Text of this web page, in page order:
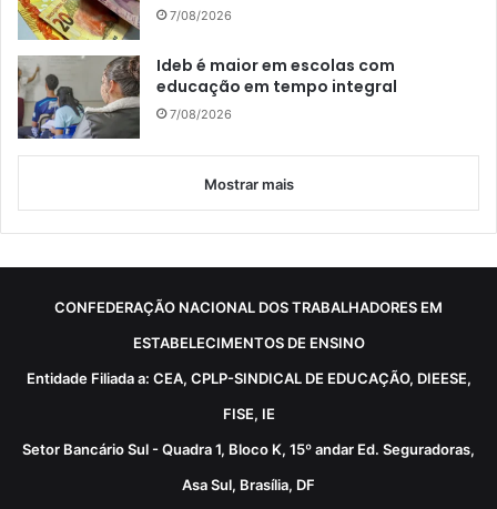
7/08/2026
Ideb é maior em escolas com
educação em tempo integral
7/08/2026
Mostrar mais
CONFEDERAÇÃO NACIONAL DOS TRABALHADORES EM
ESTABELECIMENTOS DE ENSINO
Entidade Filiada a: CEA, CPLP-SINDICAL DE EDUCAÇÃO, DIEESE,
FISE, IE
Setor Bancário Sul - Quadra 1, Bloco K, 15º andar Ed. Seguradoras,
Asa Sul, Brasília, DF